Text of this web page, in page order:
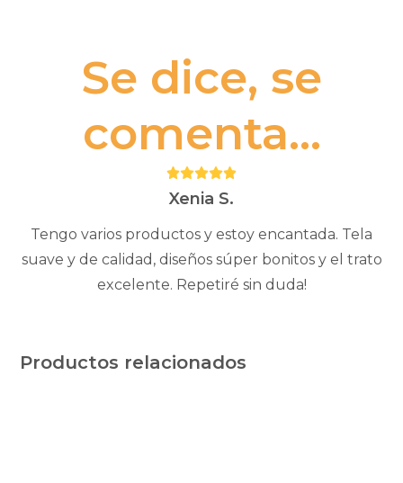
Se dice, se
comenta...
Puntuación:
5Xenia S.
Tengo varios productos y estoy encantada. Tela
suave y de calidad, diseños súper bonitos y el trato
excelente. Repetiré sin duda!
Productos relacionados